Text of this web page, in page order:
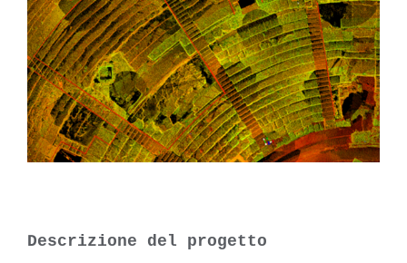
Larger
Image
Descrizione del progetto